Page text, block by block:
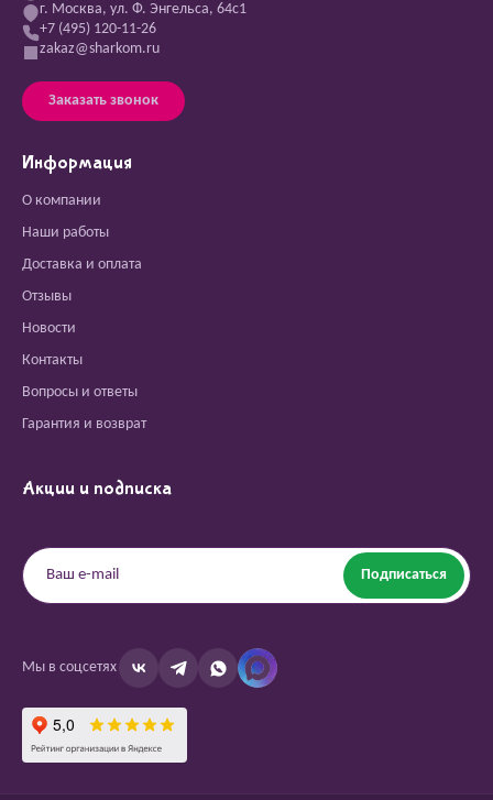
г. Москва, ул. Ф. Энгельса, 64с1
+7 (495) 120-11-26
zakaz@sharkom.ru
Заказать звонок
Информация
О компании
Наши работы
Доставка и оплата
Отзывы
Новости
Контакты
Вопросы и ответы
Гарантия и возврат
Акции и подписка
Подписаться
Мы в соцсетях